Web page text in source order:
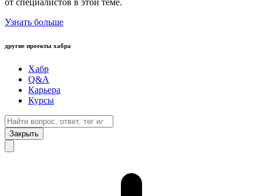
от специалистов в этой теме.
Узнать больше
другие проекты хабра
Хабр
Q&A
Карьера
Курсы
Закрыть